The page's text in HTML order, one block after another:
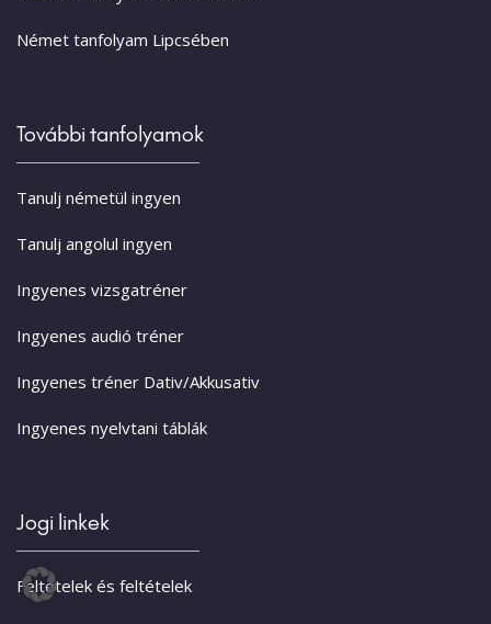
Német tanfolyam Lipcsében
További tanfolyamok
Tanulj németül ingyen
Tanulj angolul ingyen
Ingyenes vizsgatréner
Ingyenes audió tréner
Ingyenes tréner Dativ/Akkusativ
Ingyenes nyelvtani táblák
Jogi linkek
Feltételek és feltételek